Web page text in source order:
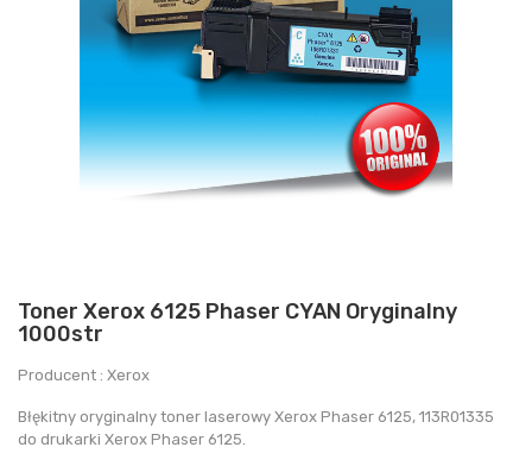
Toner Xerox 6125 Phaser CYAN Oryginalny
1000str
Producent : Xerox
Błękitny oryginalny toner laserowy Xerox Phaser 6125, 113R01335
do drukarki Xerox Phaser 6125.